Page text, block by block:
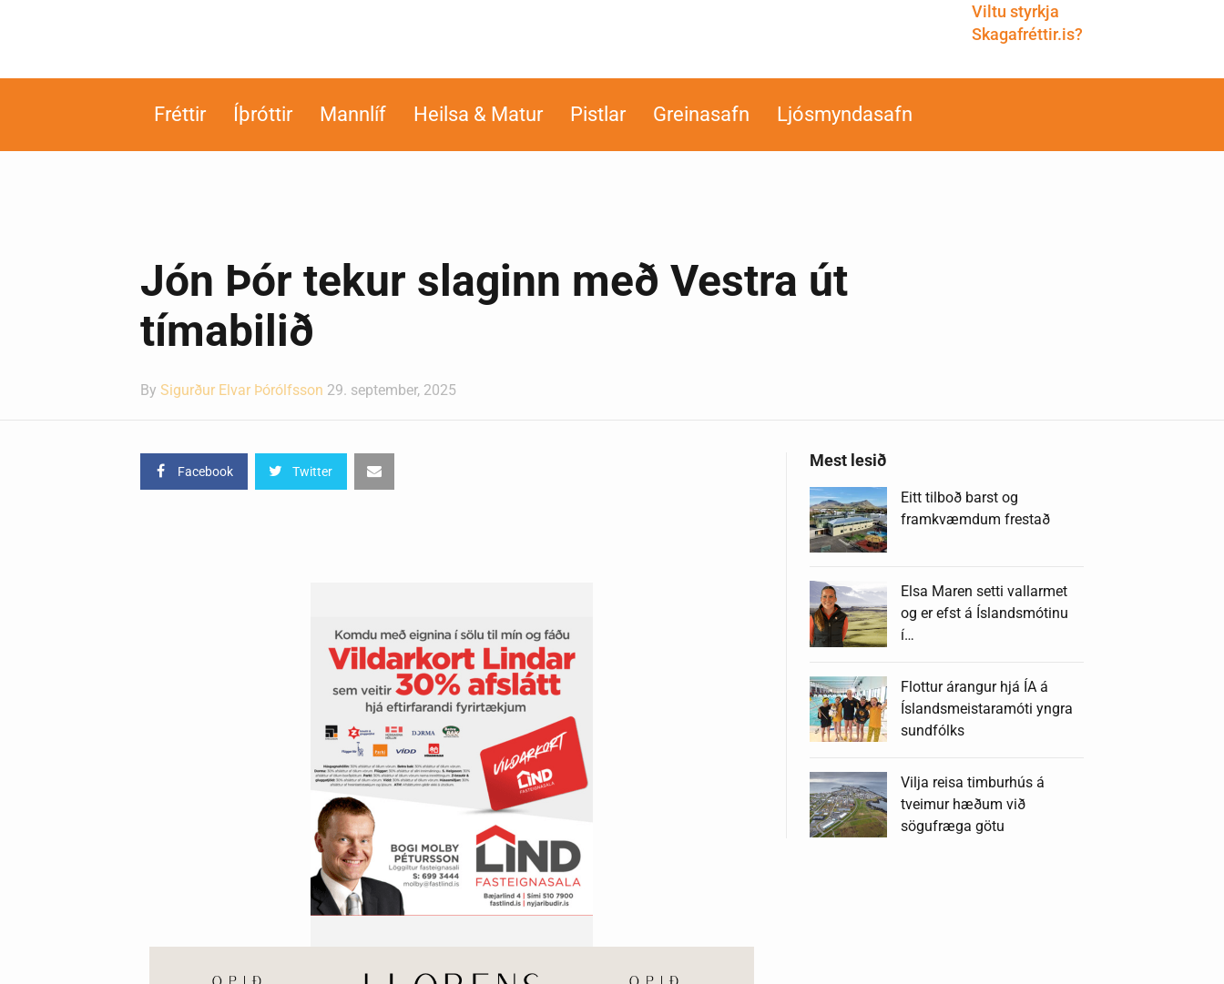
Viltu styrkja
Skagafréttir.is?
Fréttir Íþróttir Mannlíf Heilsa & Matur Pistlar Greinasafn Ljósmyndasafn
Jón Þór tekur slaginn með Vestra út
tímabilið
By Sigurður Elvar Þórólfsson 29. september, 2025
Facebook Twitter
Mest lesið
Eitt tilboð barst og
framkvæmdum frestað
Elsa Maren setti vallarmet
og er efst á Íslandsmótinu
í…
Flottur árangur hjá ÍA á
Íslandsmeistaramóti yngra
sundfólks
Vilja reisa timburhús á
tveimur hæðum við
sögufræga götu